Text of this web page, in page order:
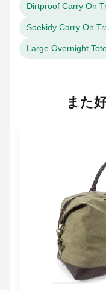
Dirtproof Carry On
Soekidy Carry On
Large Overnight
また